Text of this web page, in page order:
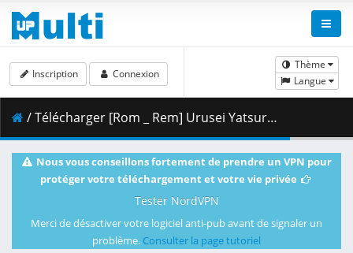
Thème
Langue
Inscription Connexion
/ Télécharger [Rom _ Rem] Urusei Yatsura (2022) - 21 [Web][H265][10bits][1080p][AAC].mkv.002 ( 289.97 MB )
Nous vous conseillons fortement de prendre un VPN pour
protéger votre téléchargement et votre vie privée
Tester NordVPN
Merci de désactiver votre logiciel anti-pub avant de signaler un
problème. Consulter la page tutoriel